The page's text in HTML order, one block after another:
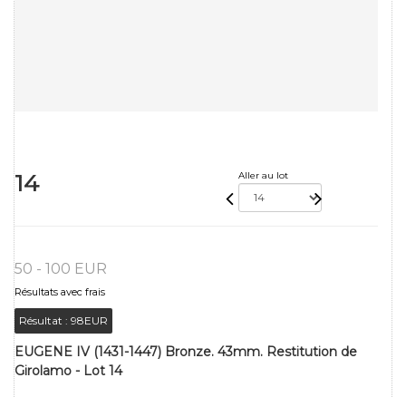
14 Aller au lot
50 - 100 EUR
Résultats avec frais
Résultat : 98EUR
EUGENE IV (1431-1447) Bronze. 43mm. Restitution de
Girolamo - Lot 14